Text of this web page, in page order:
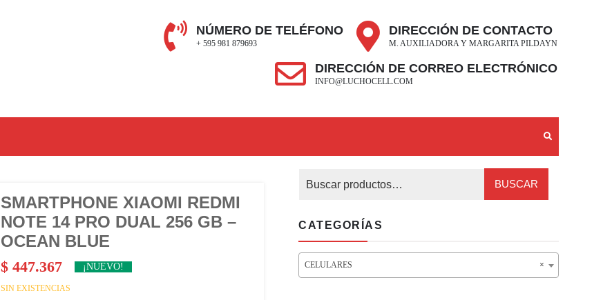
NÚMERO DE TELÉFONO
+ 595 981 879693
DIRECCIÓN DE CONTACTO
M. AUXILIADORA Y MARGARITA PILDAYN
DIRECCIÓN DE CORREO ELECTRÓNICO
INFO@LUCHOCELL.COM
SMARTPHONE XIAOMI REDMI
NOTE 14 PRO DUAL 256 GB –
OCEAN BLUE
$447.367 ¡NUEVO!
SIN EXISTENCIAS
BUSCAR
CATEGORÍAS
×
CELULARES